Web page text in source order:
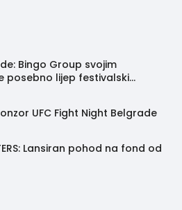
Bingo Group svojim
posebno lijep festivalski
UFC Fight Night Belgrade
Lansiran pohod na fond od